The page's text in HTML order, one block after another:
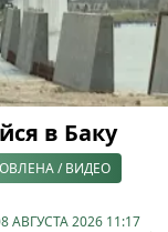
в Баку
/ ВИДЕО
АВГУСТА 2026 11:17